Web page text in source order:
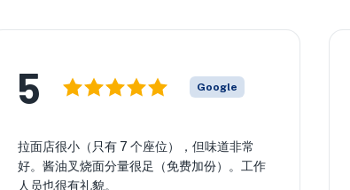
5 Google
拉面店很小（只有 7 个座位），但味道非常
好。酱油叉烧面分量很足（免费加份）。工作
人员也很有礼貌。